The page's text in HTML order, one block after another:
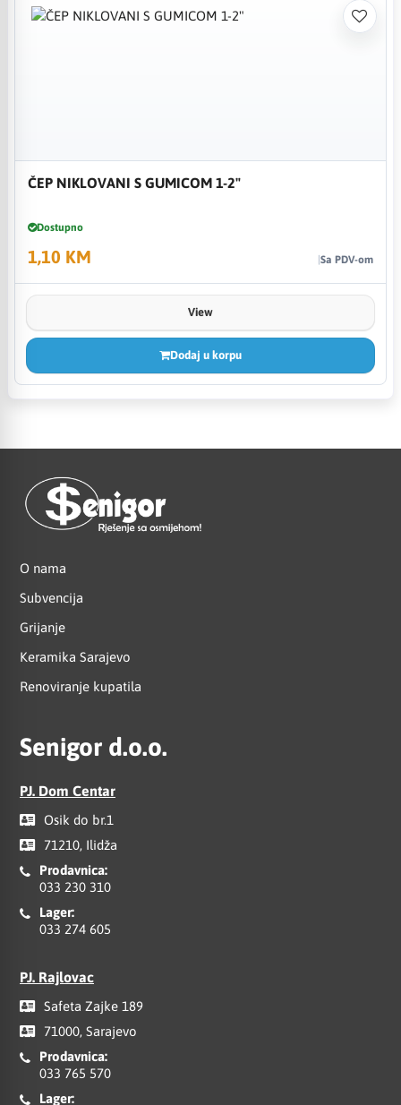
ČEP NIKLOVANI S GUMICOM 1-2"
Dostupno
1,10 KM Sa PDV-om
View
Dodaj u korpu
O nama
Subvencija
Grijanje
Keramika Sarajevo
Renoviranje kupatila
Senigor d.o.o.
PJ. Dom Centar
Osik do br.1
71210, Ilidža
Prodavnica:
033 230 310
Lager:
033 274 605
PJ. Rajlovac
Safeta Zajke 189
71000, Sarajevo
Prodavnica:
033 765 570
Lager: